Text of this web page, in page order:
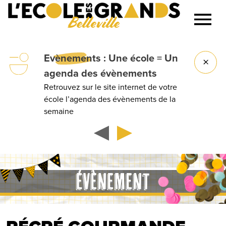
Belleville
Lancer la recherche
: Une école = Un
des évènements
sur le site internet de votre
des évènements de la
Groupes
devis !
ÉVÈNEMENT